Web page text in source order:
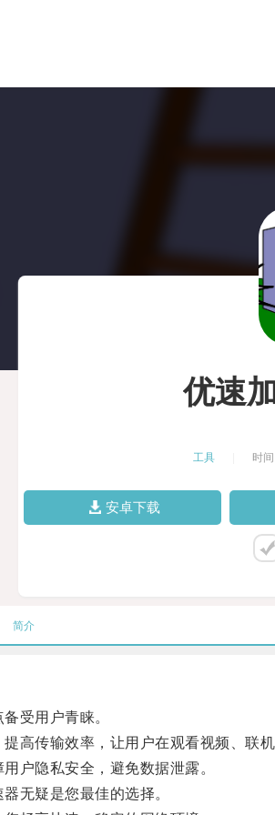
优速
工具 时
安卓下载
简介
受用户青睐。
传输效率，让用户在观看视频、联机
隐私安全，避免数据泄露。
无疑是您最佳的选择。